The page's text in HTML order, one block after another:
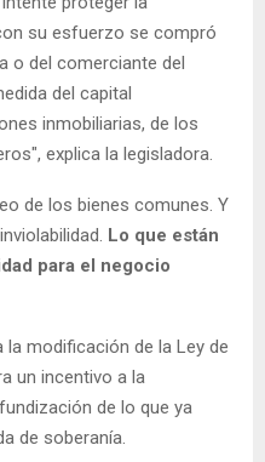
su esfuerzo se compró
o del comerciante del
del capital
inmobiliarias, de los
explica la legisladora.
de los bienes comunes. Y
Lo que están
para el negocio
modificación de la Ley de
un incentivo a la
de lo que ya
de soberanía.